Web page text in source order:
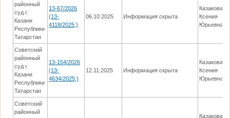
районный
суд г.
Казани
Республики
Татарстан
13-67/2026
(13-
4118/2025;)
06.10.2025 Информация скрыта
Казакова
Ксения
Юрьевна
Советский
районный
суд г.
Казани
Республики
Татарстан
13-154/2026
(13-
4634/2025;)
12.11.2025 Информация скрыта
Казакова
Ксения
Юрьевна
Советский
районный
Казакова